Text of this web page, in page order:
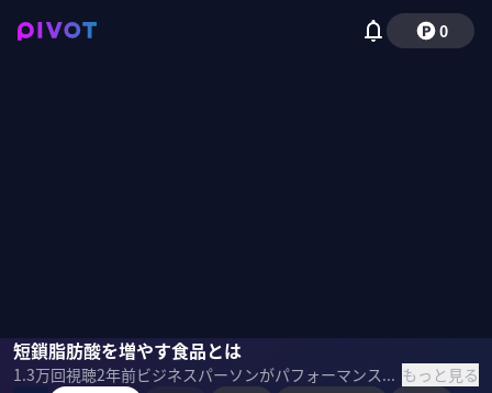
0
短鎖脂肪酸を増やす食品とは
1.3万回視聴2年前 ビジネスパーソンがパフォーマンスを最大限かつ安定的に発揮するために必要なカラダ・心の鍛え方を一流から学ぶ。今回は「最強の腸の作り方」を國澤純さんから解説していただきます。 ＜ゲスト＞ 國澤 純 国立研究開発法人 医薬基盤・健康・栄養研究所 副所長 ヘルス・メディアカル微生物研究センター長 ＜目次＞ もっと見る
國澤純国山ハセン